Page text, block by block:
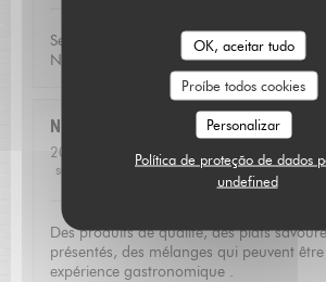
OK, aceitar tudo
Proíbe todos cookies
Personalizar
Política de proteção de dados
undefined
Service excellent, la qualité du repas était
Nous avons passé une soirée très
Nathalie
2026-07-17
- 19:45 - guests 2
service
ambience: 5/5 menu: 5/5
Des produits de qualité, des plats
présentés, des mélanges qui peuvent
expérience gastronomique .